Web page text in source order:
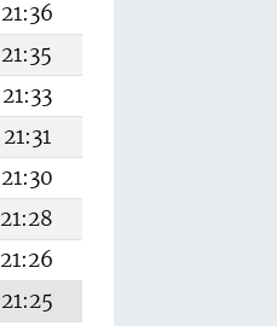
21:36
21:35
21:33
21:31
21:30
21:28
21:26
21:25